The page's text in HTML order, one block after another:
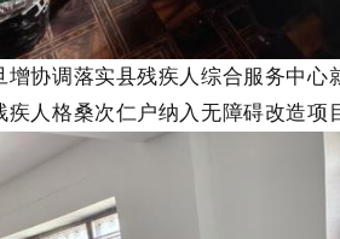
协调落实县残疾人综合服务中
人格桑次仁户纳入无障碍改造项